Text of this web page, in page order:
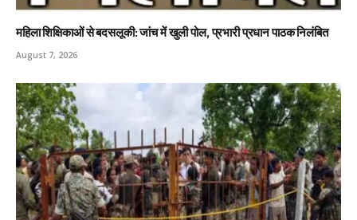
महिला शिक्षिकाओं से बदसलूकी: जांच में खुली पोल, प्रभारी प्रधान पाठक निलंबित
August 7, 2026